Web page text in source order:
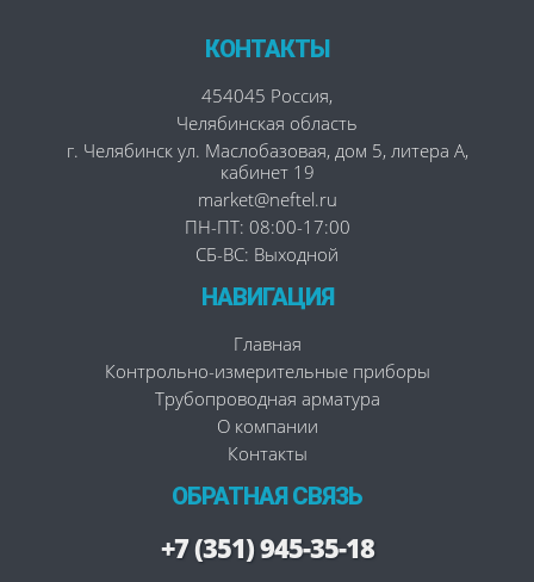
КОНТАКТЫ
454045 Россия,
Челябинская область
г. Челябинск ул. Маслобазовая, дом 5, литера А,
кабинет 19
market@neftel.ru
ПН-ПТ: 08:00-17:00
СБ-ВС: Выходной
НАВИГАЦИЯ
Главная
Контрольно-измерительные приборы
Трубопроводная арматура
О компании
Контакты
ОБРАТНАЯ СВЯЗЬ
+7 (351) 945-35-18